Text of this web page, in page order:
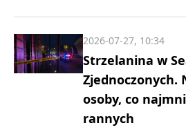
Strzelanina w
Zjednoczonych.
osoby, co
rannych
2026-07-27, 10:34